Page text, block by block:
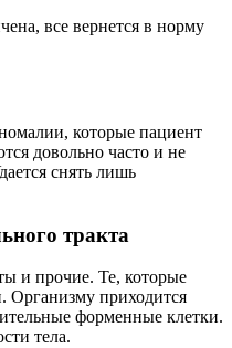
все вернется в норму
которые пациент
довольно часто и не
снять лишь
тракта
и прочие. Те, которые
Организму приходится
форменные клетки.
тела.